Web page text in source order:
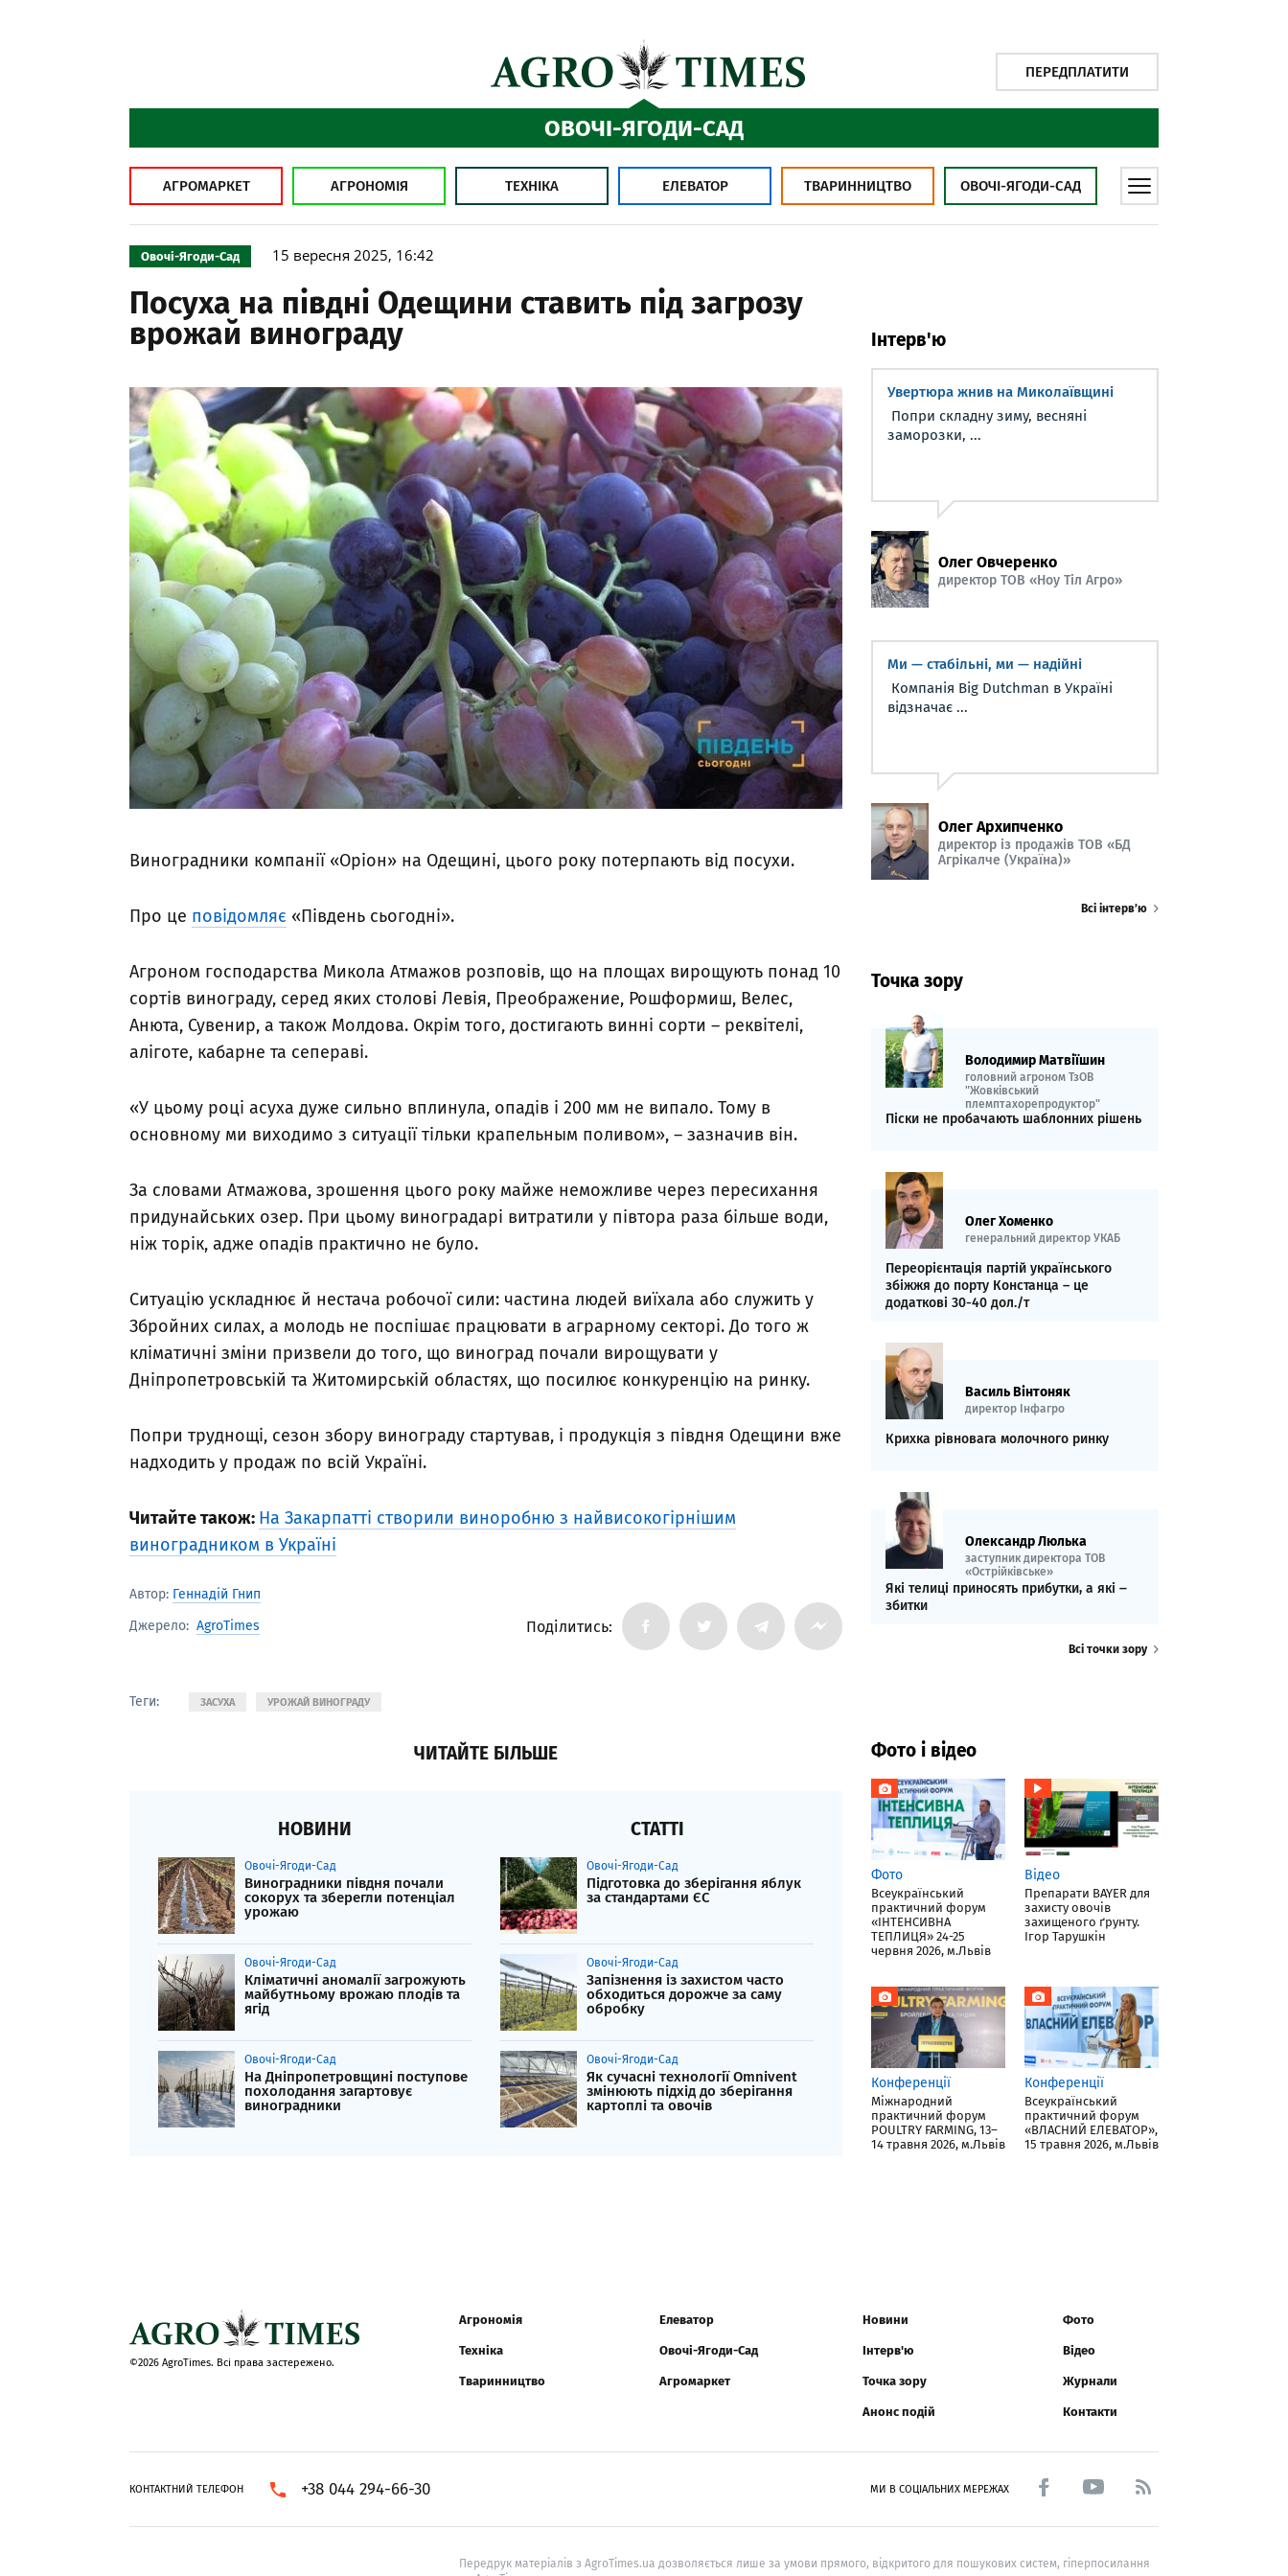
ПЕРЕДПЛАТИТИ
ОВОЧІ-ЯГОДИ-САД
АГРОМАРКЕТ АГРОНОМІЯ ТЕХНІКА ЕЛЕВАТОР ТВАРИННИЦТВО ОВОЧІ-ЯГОДИ-САД
Овочі-Ягоди-Сад 15 вересня 2025, 16:42
Посуха на півдні Одещини ставить під загрозу
врожай винограду
Виноградники компанії «Оріон» на Одещині, цього року потерпають від посухи.
Про це повідомляє «Південь сьогодні».
Агроном господарства Микола Атмажов розповів, що на площах вирощують понад 10
сортів винограду, серед яких столові Левія, Преображение, Рошформиш, Велес,
Анюта, Сувенир, а також Молдова. Окрім того, достигають винні сорти – реквітелі,
аліготе, кабарне та сепераві.
«У цьому році асуха дуже сильно вплинула, опадів і 200 мм не випало. Тому в
основному ми виходимо з ситуації тільки крапельным поливом», – зазначив він.
За словами Атмажова, зрошення цього року майже неможливе через пересихання
придунайських озер. При цьому виноградарі витратили у півтора раза більше води,
ніж торік, адже опадів практично не було.
Ситуацію ускладнює й нестача робочої сили: частина людей виїхала або служить у
Збройних силах, а молодь не поспішає працювати в аграрному секторі. До того ж
кліматичні зміни призвели до того, що виноград почали вирощувати у
Дніпропетровській та Житомирській областях, що посилює конкуренцію на ринку.
Попри труднощі, сезон збору винограду стартував, і продукція з півдня Одещини вже
надходить у продаж по всій Україні.
Читайте також: На Закарпатті створили виноробню з найвисокогірнішим
виноградником в Україні
Автор: Геннадій Гнип
Джерело: AgroTimes Поділитись:
Теги: ЗАСУХА УРОЖАЙ ВИНОГРАДУ
ЧИТАЙТЕ БІЛЬШЕ
НОВИНИ
Овочі-Ягоди-Сад
Виноградники півдня почали
сокорух та зберегли потенціал
урожаю
Овочі-Ягоди-Сад
Кліматичні аномалії загрожують
майбутньому врожаю плодів та
ягід
Овочі-Ягоди-Сад
На Дніпропетровщині поступове
похолодання загартовує
виноградники
СТАТТІ
Овочі-Ягоди-Сад
Підготовка до зберігання яблук
за стандартами ЄС
Овочі-Ягоди-Сад
Запізнення із захистом часто
обходиться дорожче за саму
обробку
Овочі-Ягоди-Сад
Як сучасні технології Omnivent
змінюють підхід до зберігання
картоплі та овочів
Інтерв'ю
Увертюра жнив на Миколаївщині
Попри складну зиму, весняні
заморозки, ...
Олег Овчеренко
директор ТОВ «Ноу Тіл Агро»
Ми — стабільні, ми — надійні
Компанія Big Dutchman в Україні
відзначає ...
Олег Архипченко
директор із продажів ТОВ «БД
Агрікалче (Україна)»
Всі інтерв’ю
Точка зору
Володимир Матвіїшин
головний агроном ТзОВ
"Жовківський
племптахорепродуктор"
Піски не пробачають шаблонних рішень
Олег Хоменко
генеральний директор УКАБ
Переорієнтація партій українського
збіжжя до порту Констанца – це
додаткові 30-40 дол./т
Василь Вінтоняк
директор Інфагро
Крихка рівновага молочного ринку
Олександр Люлька
заступник директора ТОВ
«Острійківське»
Які телиці приносять прибутки, а які ‒
збитки
Всі точки зору
Фото і відео
Фото
Всеукраїнський
практичний форум
«ІНТЕНСИВНА
ТЕПЛИЦЯ» 24-25
червня 2026, м.Львів
Відео
Препарати BAYER для
захисту овочів
захищеного ґрунту.
Ігор Тарушкін
Конференції
Міжнародний
практичний форум
POULTRY FARMING, 13–
14 травня 2026, м.Львів
Конференції
Всеукраїнський
практичний форум
«ВЛАСНИЙ ЕЛЕВАТОР»,
15 травня 2026, м.Львів
©2026 AgroTimes. Всі права застережено.
Агрономія
Техніка
Тваринництво
Елеватор
Овочі-Ягоди-Сад
Агромаркет
Новини
Інтерв'ю
Точка зору
Анонс подій
Фото
Відео
Журнали
Контакти
КОНТАКТНИЙ ТЕЛЕФОН +38 044 294-66-30 МИ В СОЦІАЛЬНИХ МЕРЕЖАХ
Передрук матеріалів з AgroTimes.ua дозволяється лише за умови прямого, відкритого для пошукових систем, гіперпосилання